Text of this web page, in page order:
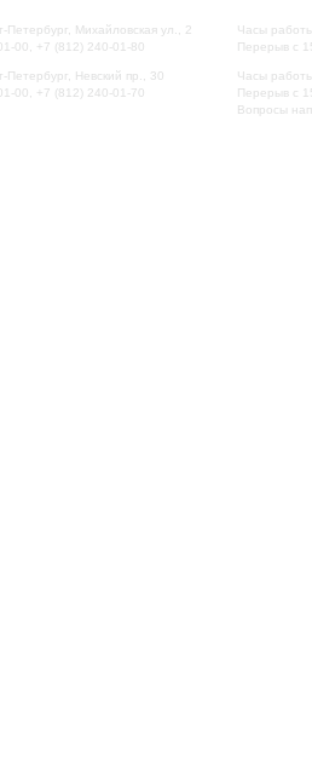
Петербург, Михайловская ул., 2
00, +7 (812) 240-01-80
Петербург, Невский пр., 30
00, +7 (812) 240-01-70
Часы
Перерыв с
Часы
Перерыв с
Вопросы